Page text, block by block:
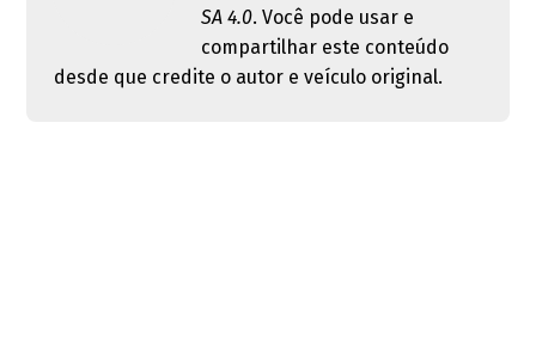
SA 4.0. Você pode usar e
compartilhar este conteúdo
desde que credite o autor e veículo original.